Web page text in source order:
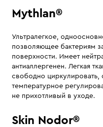
Mythlan®
Ультралегкое,
позволяющее бактериям
поверхности. Имеет
антиаллергенен. Легкая
свободно циркулировать,
температурное
не прихотливый в уходе.
Skin Nodor®